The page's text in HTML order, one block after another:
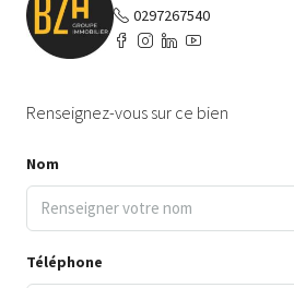
0297267540
Renseignez-vous sur ce bien
Nom
Téléphone